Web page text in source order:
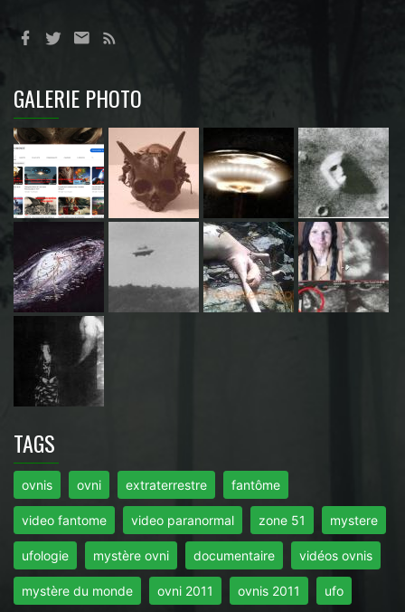
GALERIE PHOTO
TAGS
ovnis ovni extraterrestre fantôme
video fantome video paranormal zone 51 mystere
ufologie mystère ovni documentaire vidéos ovnis
mystère du monde ovni 2011 ovnis 2011 ufo